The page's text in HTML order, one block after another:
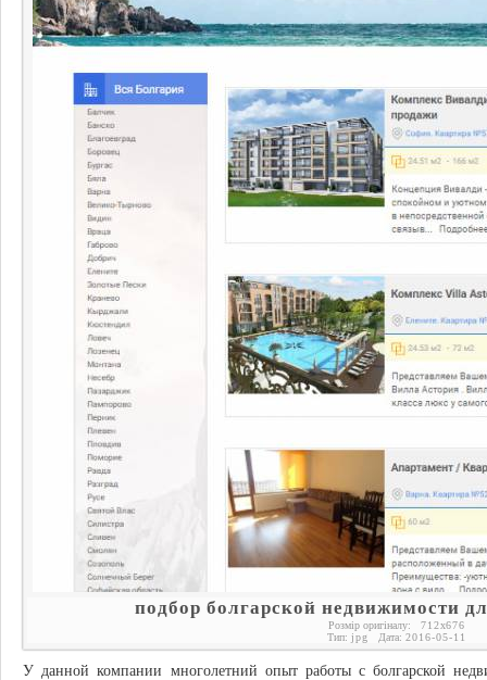
подбор болгарской недвижимости
Розмір оригіналу: 712x676
Тип: jpg Дата: 2016-05-11
У данной компании многолетний опыт работы с болгарской